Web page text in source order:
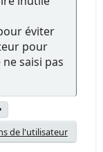
éviter
pour
saisi pas
de l'utilisateur